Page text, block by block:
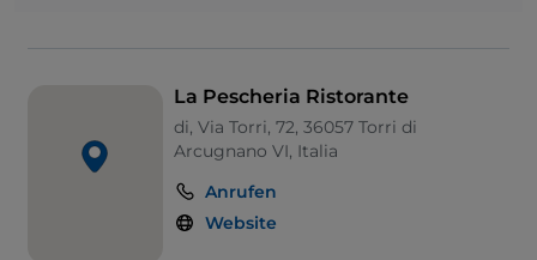
La Pescheria Ristorante
di, Via Torri, 72, 36057 Torri di
Arcugnano VI, Italia
Anrufen
Website